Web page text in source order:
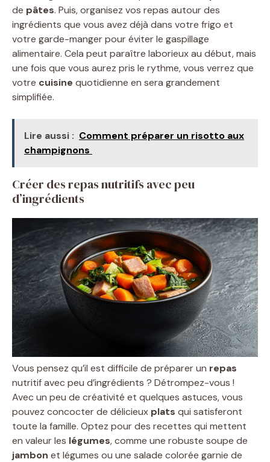
de pâtes. Puis, organisez vos repas autour des
ingrédients que vous avez déjà dans votre frigo et
votre garde-manger pour éviter le gaspillage
alimentaire. Cela peut paraître laborieux au début, mais
une fois que vous aurez pris le rythme, vous verrez que
votre cuisine quotidienne en sera grandement
simplifiée.
Lire aussi : Comment préparer un risotto aux
champignons ​
Créer des repas nutritifs avec peu
d’ingrédients
Vous pensez qu’il est difficile de préparer un repas
nutritif avec peu d’ingrédients ? Détrompez-vous !
Avec un peu de créativité et quelques astuces, vous
pouvez concocter de délicieux plats qui satisferont
toute la famille. Optez pour des recettes qui mettent
en valeur les légumes, comme une robuste soupe de
jambon et légumes ou une salade colorée garnie de